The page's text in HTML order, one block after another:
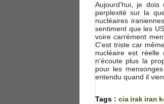
Aujourd'hui, je dois
perplexité sur la
nucléaires
sentiment que les
voire carrément
C'est triste car
nucléaire est
n'écoute plus la
pour les
entendu quand il
Tags : cia irak iran